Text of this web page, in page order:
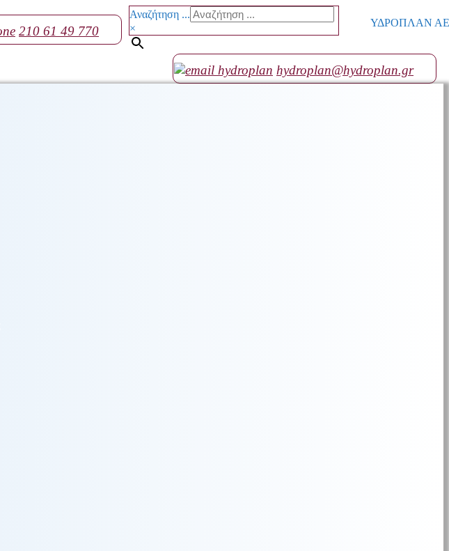
ΥΔΡΟΠΛΑΝ ΑΕ
Αναζήτηση ...
×
210 61 49 770
hydroplan@hydroplan.gr